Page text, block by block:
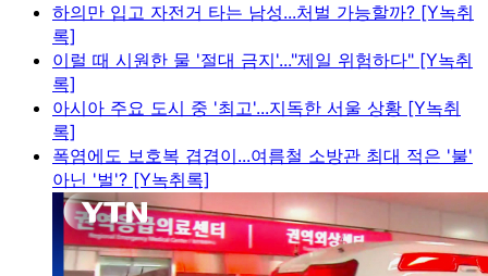
하의만 입고 자전거 타는 남성...처벌 가능할까? [Y녹취
록]
이럴 때 시원한 물 '절대 금지'..."제일 위험하다" [Y녹취
록]
아시아 주요 도시 중 '최고'...지독한 서울 상황 [Y녹취
록]
폭염에도 보호복 겹겹이...여름철 소방관 최대 적은 '불'
아닌 '벌'? [Y녹취록]